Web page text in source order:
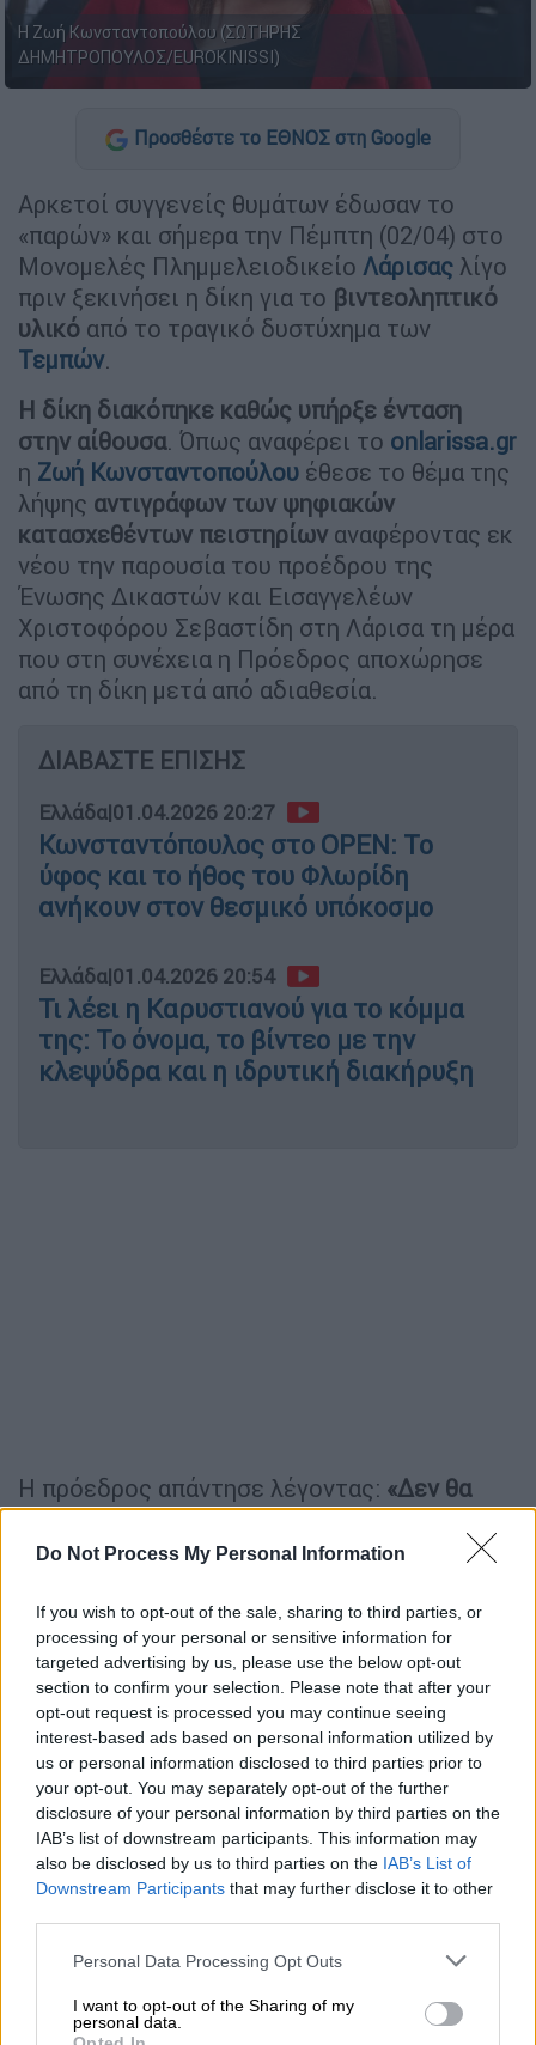
Do Not Process My Personal Information
If you wish to opt-out of the sale, sharing to third parties, or
processing of your personal or sensitive information for
targeted advertising by us, please use the below opt-out
section to confirm your selection. Please note that after your
opt-out request is processed you may continue seeing
interest-based ads based on personal information utilized by
us or personal information disclosed to third parties prior to
your opt-out. You may separately opt-out of the further
disclosure of your personal information by third parties on the
IAB’s list of downstream participants. This information may
also be disclosed by us to third parties on the IAB’s List of
Downstream Participants that may further disclose it to other
Please note that this website/app uses one or more Google
not limited to your visit or usage behaviour. You may click to
grant or deny consent to Google and its third-party tags to
Personal Data Processing Opt Outs
I want to opt-out of the Sharing of my
personal data.
Η Ζωή Κωνσταντοπούλου (ΣΩΤΗΡΗΣ
ΔΗΜΗΤΡΟΠΟΥΛΟΣ/EUROKINISSI)
Προσθέστε το ΕΘΝΟΣ στη Google
Αρκετοί συγγενείς θυμάτων έδωσαν το
«παρών» και σήμερα την Πέμπτη (02/04) στο
Μονομελές Πλημμελειοδικείο Λάρισας λίγο
πριν ξεκινήσει η δίκη για το βιντεοληπτικό
υλικό από το τραγικό δυστύχημα των
Τεμπών.
Η δίκη διακόπηκε καθώς υπήρξε ένταση
στην αίθουσα. Όπως αναφέρει το onlarissa.gr
η Ζωή Κωνσταντοπούλου έθεσε το θέμα της
λήψης αντιγράφων των ψηφιακών
κατασχεθέντων πειστηρίων αναφέροντας εκ
νέου την παρουσία του προέδρου της
Ένωσης Δικαστών και Εισαγγελέων
Χριστοφόρου Σεβαστίδη στη Λάρισα τη μέρα
που στη συνέχεια η Πρόεδρος αποχώρησε
από τη δίκη μετά από αδιαθεσία.
ΔΙΑΒΑΣΤΕ ΕΠΙΣΗΣ
Ελλάδα|01.04.2026 20:27
Κωνσταντόπουλος στο OPEN: Το
ύφος και το ήθος του Φλωρίδη
ανήκουν στον θεσμικό υπόκοσμο
Ελλάδα|01.04.2026 20:54
Τι λέει η Καρυστιανού για το κόμμα
της: Το όνομα, το βίντεο με την
κλεψύδρα και η ιδρυτική διακήρυξη
Η πρόεδρος απάντησε λέγοντας: «Δεν θα
μπω στη διαδικασία να σας κοινοποιήσω
στοιχεία που αφορούν τον ιατρικό μου
στερούνται βασιμότητας. Δεν δέχθηκα καμία
πίεση από κανέναν και δεν συναντήθηκα με
κανέναν».
Σε εκείνο το σημείο δημιουργήθηκε μεγάλη
ένταση ανάμεσα στην Κωνσταντοπούλου, την
Πρόεδρο και τον πατέρα θύματος κ.
Τηλκερίδη ο οποίος τόνισε:«Μας έχετε
κουράσει κυρία πρόεδρε, είστε υπεύθυνη για
όλη αυτή την κατάσταση».
«Θα κάνουμε τα πάντα για να πάρουμε
στα χέρια μας τα εξαφανισμένα
βίντεο»